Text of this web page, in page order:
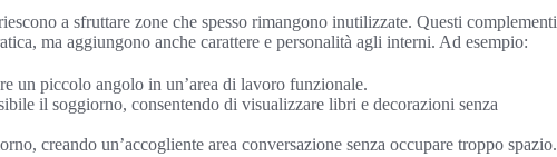
a sfruttare zone che spesso rimangono inutilizzate. Questi complementi
ma aggiungono anche carattere e personalità agli interni. Ad esempio:
un piccolo angolo in un’area di lavoro funzionale.
il soggiorno, consentendo di visualizzare libri e decorazioni senza
creando un’accogliente area conversazione senza occupare troppo spazio.